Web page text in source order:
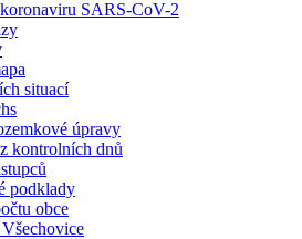
SARS-CoV-2
situací
úpravy
kontrolních dnů
podklady
obce